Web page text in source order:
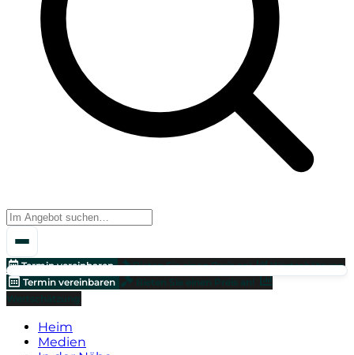
Termin vereinbaren Bieten Sie einen Preis an!
Wertschätzung
Termin vereinbaren
Bieten Sie einen Preis an!
Wertschätzung
Heim
Medien